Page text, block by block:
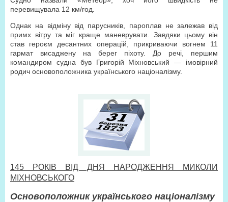
перевищувала 12 км/год
Однак на відміну від парусників, пароплав не залежав від
примх вітру та міг краще маневрувати. Завдяки цьому він
став героєм десантних операцій, прикриваючи вогнем 11
гармат висаджену на берег піхоту. До речі, першим
командиром судна був Григорій Міхновський — імовірний
родич основоположника українського націоналізму.
145 РОКІВ ВІД ДНЯ НАРОДЖЕННЯ МИКОЛИ
МІХНОВСЬКОГО
Основоположник українського націоналізму